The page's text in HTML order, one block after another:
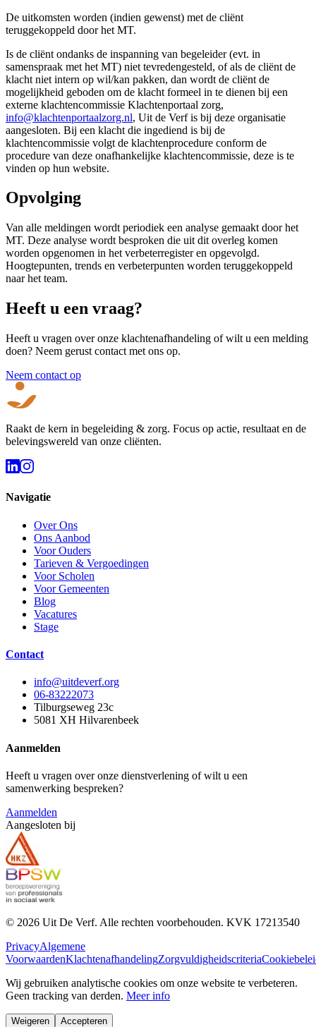
De uitkomsten worden (indien gewenst) met de cliënt
teruggekoppeld door het MT.
Is de cliënt ondanks de inspanning van begeleider (evt. in
samenspraak met het MT) niet tevredengesteld, of als de cliënt de
klacht niet intern op wil/kan pakken, dan wordt de cliënt de
mogelijkheid geboden om de klacht formeel in te dienen bij een
externe klachtencommissie Klachtenportaal zorg,
info@klachtenportaalzorg.nl, Uit de Verf is bij deze organisatie
aangesloten. Bij een klacht die ingediend is bij de
klachtencommissie volgt de klachtenprocedure conform de
procedure van deze onafhankelijke klachtencommissie, deze is te
vinden op hun website.
Opvolging
Van alle meldingen wordt periodiek een analyse gemaakt door het
MT. Deze analyse wordt besproken die uit dit overleg komen
worden opgenomen in het verbeterregister en opgevolgd.
Hoogtepunten, trends en verbeterpunten worden teruggekoppeld
naar het team.
Heeft u een vraag?
Heeft u vragen over onze klachtenafhandeling of wilt u een melding
doen? Neem gerust contact met ons op.
Neem contact op
Raakt de kern in begeleiding & zorg. Focus op actie, resultaat en de
belevingswereld van onze cliënten.
Navigatie
Over Ons
Ons Aanbod
Voor Ouders
Tarieven & Vergoedingen
Voor Scholen
Voor Gemeenten
Blog
Vacatures
Stage
Contact
info@uitdeverf.org
06-83222073
Tilburgseweg 23c
5081 XH Hilvarenbeek
Aanmelden
Heeft u vragen over onze dienstverlening of wilt u een
samenwerking bespreken?
Aanmelden
Aangesloten bij
© 2026 Uit De Verf. Alle rechten voorbehouden. KVK 17213540
PrivacyAlgemene
VoorwaardenKlachtenafhandelingZorgvuldigheidscriteria
Wij gebruiken analytische cookies om onze website te verbeteren.
Geen tracking van derden. Meer info
Weigeren Accepteren